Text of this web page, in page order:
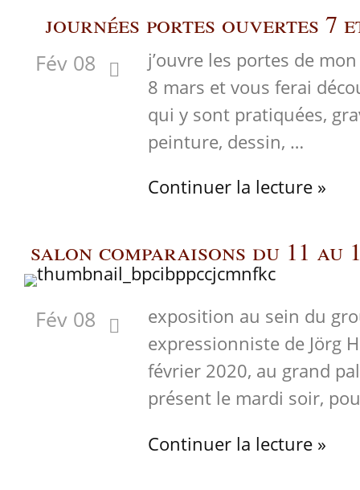
journées portes ouvertes 7
Fév 08
j’ouvre les portes de
8 mars et vous ferai
qui y sont pratiquées,
peinture, dessin, …
Continuer la lecture »
salon comparaisons du 11 au
Fév 08
exposition au sein du
expressionniste de Jörg
février 2020, au grand
présent le mardi soir,
Continuer la lecture »